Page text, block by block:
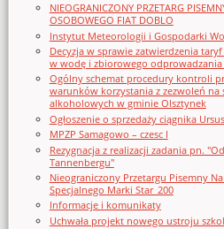
NIEOGRANICZONY PRZETARG
OSOBOWEGO FIAT DOBLO
Instytut Meteorologii i Gospodarki
Decyzja w sprawie zatwierdzenia
w wodę i zbiorowego odprowadzania
Ogólny schemat procedury kontroli
warunków korzystania z zezwoleń na
alkoholowych w gminie Olsztynek
Ogłoszenie o sprzedaży ciągnika
MPZP Samagowo – czesc I
Rezygnacja z realizacji zadania pn.
Tannenbergu"
Nieograniczony Przetargu Pisemny
Specjalnego Marki Star_200
Informacje i komunikaty
Uchwała projekt nowego ustroju